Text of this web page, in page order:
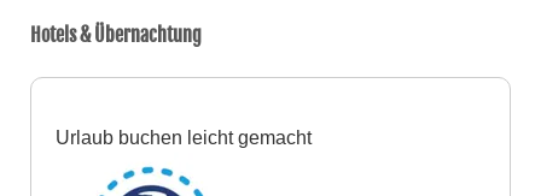
Hotels & Übernachtung
Urlaub buchen leicht gemacht